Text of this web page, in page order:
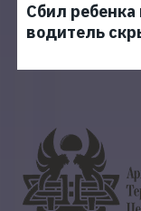
Сбил ребенка
водитель